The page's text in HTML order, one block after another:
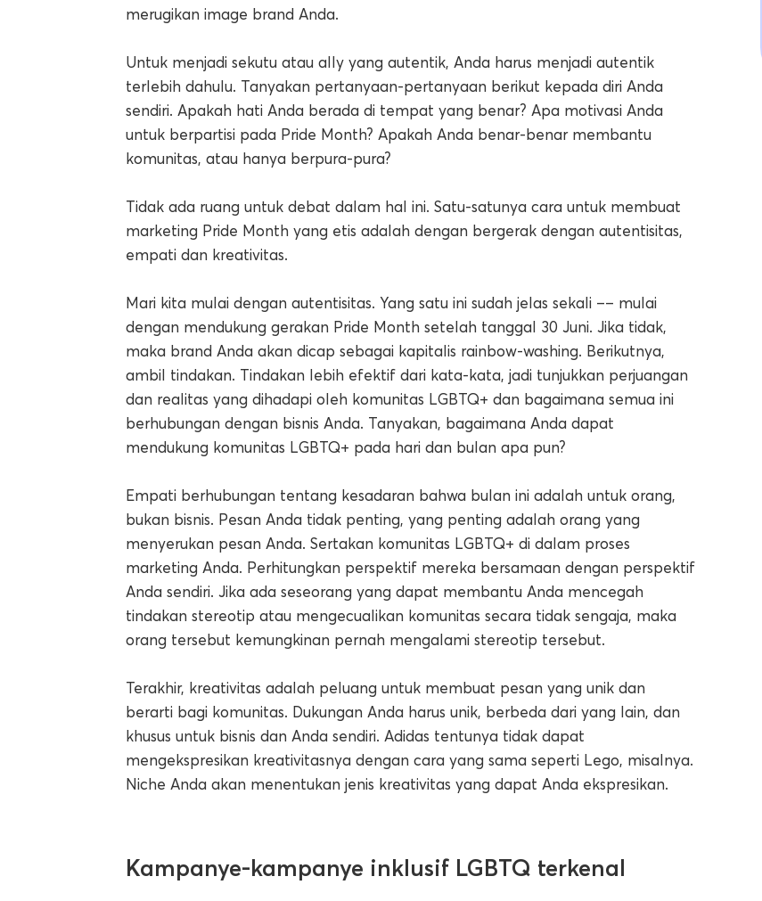
merugikan image brand Anda.
Untuk menjadi sekutu atau ally yang autentik, Anda harus menjadi autentik
terlebih dahulu. Tanyakan pertanyaan-pertanyaan berikut kepada diri Anda
sendiri. Apakah hati Anda berada di tempat yang benar? Apa motivasi Anda
untuk berpartisi pada Pride Month? Apakah Anda benar-benar membantu
komunitas, atau hanya berpura-pura?
Tidak ada ruang untuk debat dalam hal ini. Satu-satunya cara untuk membuat
marketing Pride Month yang etis adalah dengan bergerak dengan autentisitas,
empati dan kreativitas.
Mari kita mulai dengan autentisitas. Yang satu ini sudah jelas sekali –– mulai
dengan mendukung gerakan Pride Month setelah tanggal 30 Juni. Jika tidak,
maka brand Anda akan dicap sebagai kapitalis rainbow-washing. Berikutnya,
ambil tindakan. Tindakan lebih efektif dari kata-kata, jadi tunjukkan perjuangan
dan realitas yang dihadapi oleh komunitas LGBTQ+ dan bagaimana semua ini
berhubungan dengan bisnis Anda. Tanyakan, bagaimana Anda dapat
mendukung komunitas LGBTQ+ pada hari dan bulan apa pun?
Empati berhubungan tentang kesadaran bahwa bulan ini adalah untuk orang,
bukan bisnis. Pesan Anda tidak penting, yang penting adalah orang yang
menyerukan pesan Anda. Sertakan komunitas LGBTQ+ di dalam proses
marketing Anda. Perhitungkan perspektif mereka bersamaan dengan perspektif
Anda sendiri. Jika ada seseorang yang dapat membantu Anda mencegah
tindakan stereotip atau mengecualikan komunitas secara tidak sengaja, maka
orang tersebut kemungkinan pernah mengalami stereotip tersebut.
Terakhir, kreativitas adalah peluang untuk membuat pesan yang unik dan
berarti bagi komunitas. Dukungan Anda harus unik, berbeda dari yang lain, dan
khusus untuk bisnis dan Anda sendiri. Adidas tentunya tidak dapat
mengekspresikan kreativitasnya dengan cara yang sama seperti Lego, misalnya.
Niche Anda akan menentukan jenis kreativitas yang dapat Anda ekspresikan.
Kampanye-kampanye inklusif LGBTQ terkenal